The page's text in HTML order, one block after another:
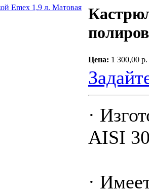
Цена: 1 300,00 р.
·
AISI
·